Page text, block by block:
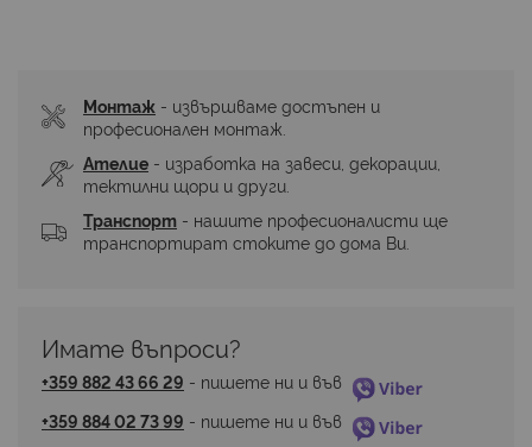
Монтаж - извършваме достъпен и
професионален монтаж.
Ателие - изработка на завеси, декорации,
тектилни щори и други.
Транспорт - нашите професионалисти ще
транспортират стоките до дома Ви.
Имате въпроси?
+359 882 43 66 29 - пишете ни и във
+359 884 02 73 99 - пишете ни и във